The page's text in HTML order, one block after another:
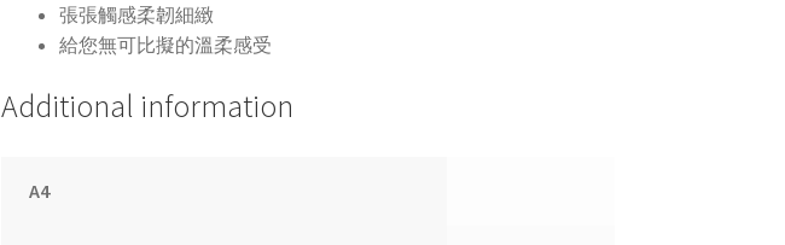
x48
包/
quantity
張張觸感柔韌細緻
給您無可比擬的溫柔感受
Additional information
A4